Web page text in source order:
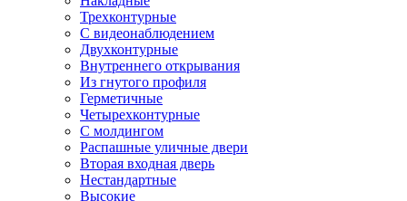
Трехконтурные
С видеонаблюдением
Двухконтурные
Внутреннего открывания
Из гнутого профиля
Герметичные
Четырехконтурные
С молдингом
Распашные уличные двери
Вторая входная дверь
Нестандартные
Высокие